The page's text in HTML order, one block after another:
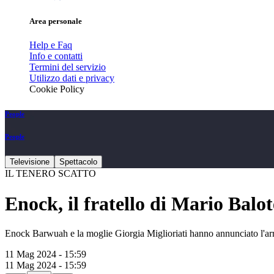
Area personale
Help e Faq
Info e contatti
Termini del servizio
Utilizzo dati e privacy
Cookie Policy
People
People
Televisione Spettacolo
IL TENERO SCATTO
Enock, il fratello di Mario
Enock Barwuah e la moglie Giorgia Miglioriati hanno annunciato
11 Mag 2024 - 15:59
11 Mag 2024 - 15:59